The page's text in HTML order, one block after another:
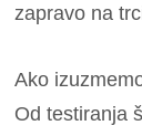
zapravo na
Ako
Od testiranja